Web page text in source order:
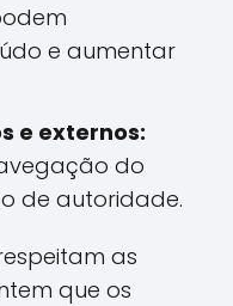
e aumentar
e externos:
do
de autoridade.
as
que os